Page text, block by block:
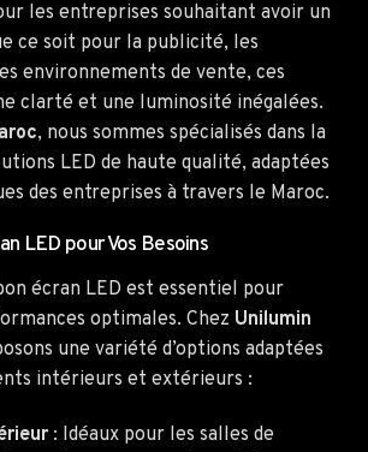
les entreprises souhaitant avoir un
ce soit pour la publicité, les
environnements de vente, ces
clarté et une luminosité inégalées.
, nous sommes spécialisés dans la
LED de haute qualité, adaptées
des entreprises à travers le Maroc.
LED pour Vos Besoins
écran LED est essentiel pour
optimales. Chez Unilumin
une variété d’options adaptées
intérieurs et extérieurs :
: Idéaux pour les salles de